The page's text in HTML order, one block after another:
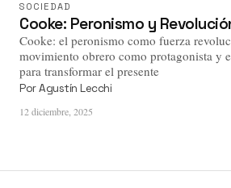
SOCIEDAD
Cooke: Peronismo y
Cooke: el peronismo como fuerza
movimiento obrero como protagonista y
para transformar el presente
PorAgustín Lecchi
12 diciembre, 2025